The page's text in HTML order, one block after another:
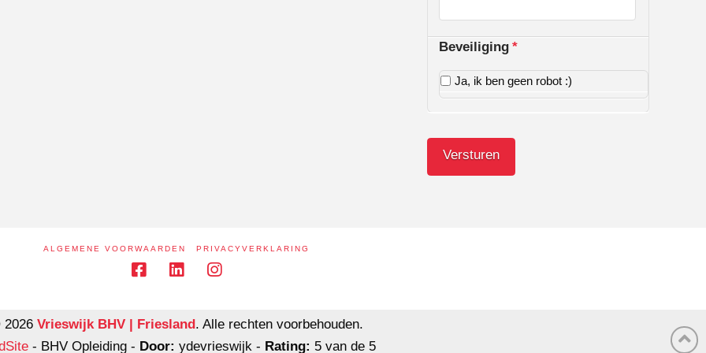
Beveiliging *
Ja, ik ben geen robot :)
ALGEMENE VOORWAARDEN PRIVACYVERKLARING
Vrieswijk BHV | Friesland. Alle rechten voorbehouden.
- BHV Opleiding - Door: ydevrieswijk - Rating: 5 van de 5